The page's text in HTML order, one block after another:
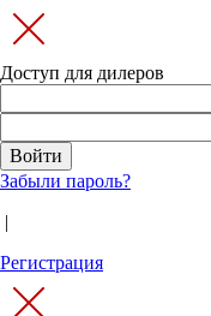
Доступ для дилеров
Забыли пароль?
|
Регистрация